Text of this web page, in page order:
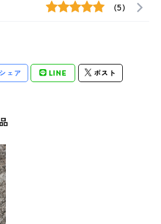
(5)
シェア LINE ポスト